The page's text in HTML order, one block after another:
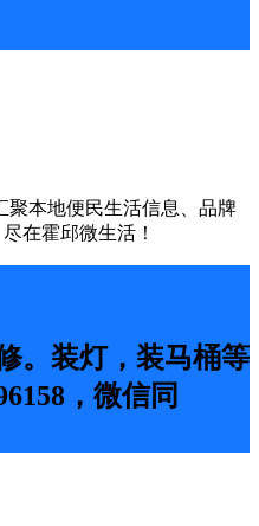
聚本地便民生活信息、品牌
在霍邱微生活！
。装灯，装马桶等
，微信同